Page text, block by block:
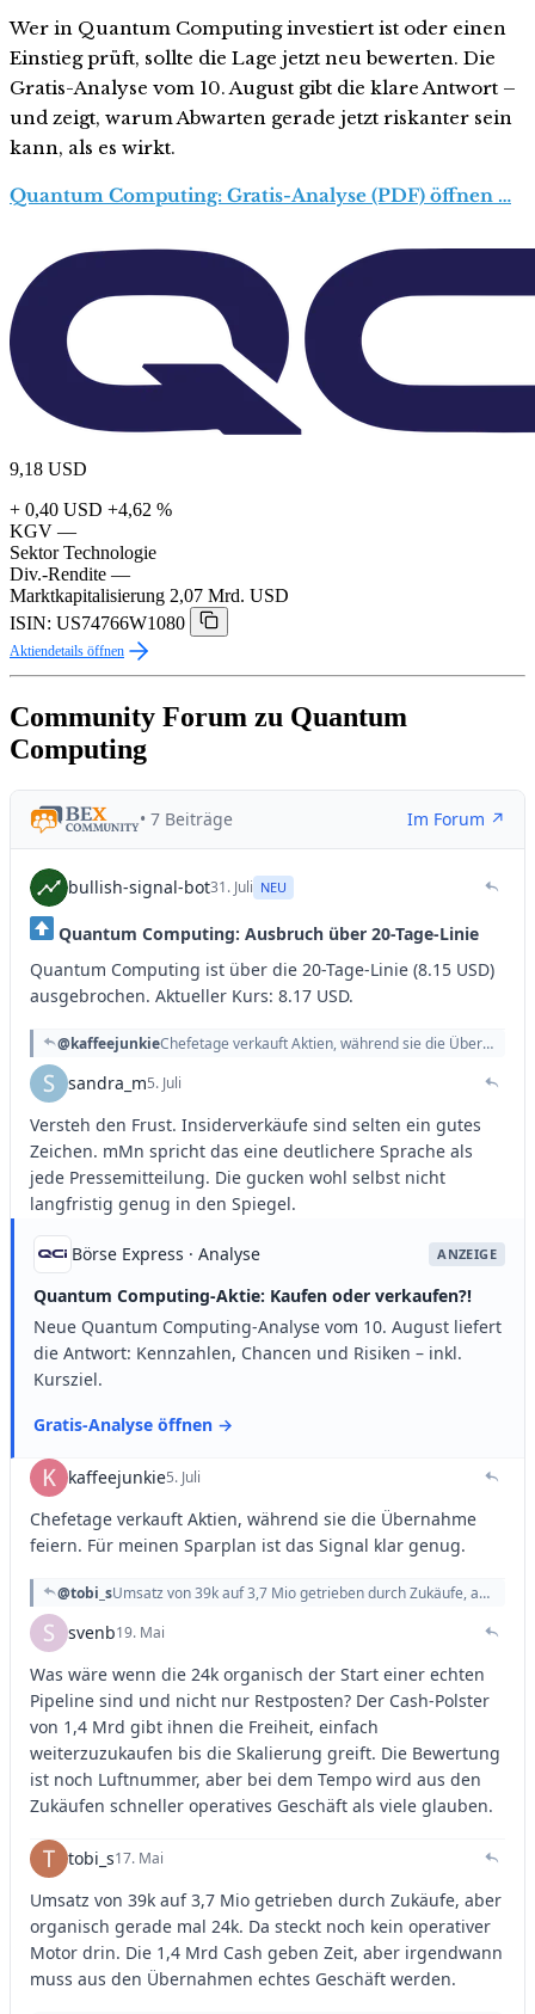
Wer in Quantum Computing investiert ist oder einen
Einstieg prüft, sollte die Lage jetzt neu bewerten. Die
Gratis-Analyse vom 10. August gibt die klare Antwort –
und zeigt, warum Abwarten gerade jetzt riskanter sein
kann, als es wirkt.
Quantum Computing: Gratis-Analyse (PDF) öffnen …
9,18 USD
+ 0,40 USD +4,62 %
KGV —
Sektor Technologie
Div.-Rendite —
Marktkapitalisierung 2,07 Mrd. USD
ISIN: US74766W1080
Aktiendetails öffnen
Community Forum zu Quantum
Computing